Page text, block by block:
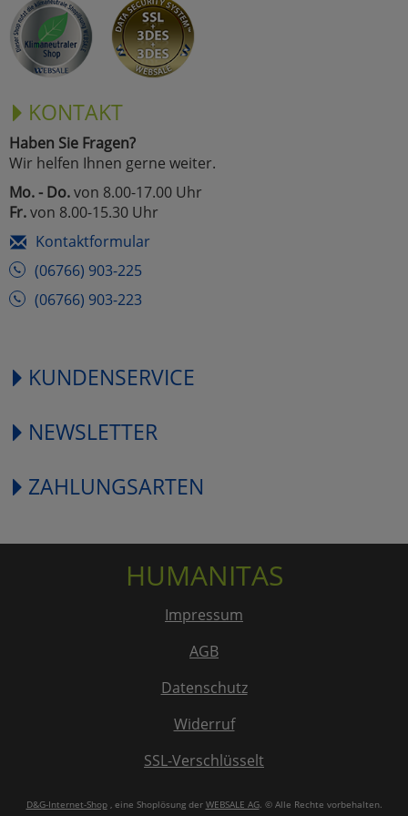
KONTAKT
Haben Sie Fragen?
Wir helfen Ihnen gerne weiter.
Mo. - Do.von 8.00-17.00 Uhr
Fr.von 8.00-15.30 Uhr
Kontaktformular
(06766) 903-225
(06766) 903-223
KUNDENSERVICE
NEWSLETTER
ZAHLUNGSARTEN
HUMANITAS
Impressum
AGB
Datenschutz
Widerruf
SSL-Verschlüsselt
D&G-Internet-Shop, eine Shoplösung der WEBSALE AG. © Alle Rechte vorbehalten.
Marketing
Alle Akzeptieren
Cookies
Einstellungen speichern